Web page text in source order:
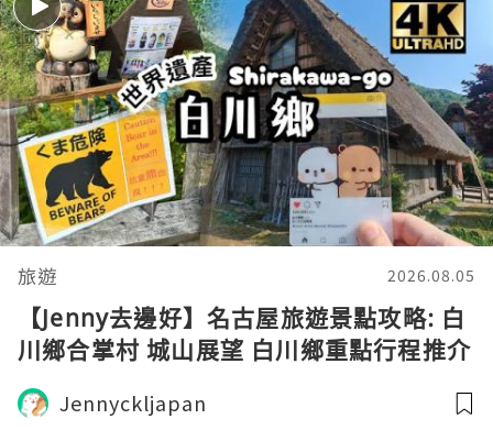
旅遊 2026.08.05
【Jenny去邊好】名古屋旅遊景點攻略: 白
川鄉合掌村 城山展望 白川鄉重點行程推介
交通資訊文化遺產 合掌屋 飛驒高山 飛驒
牛 郡上八幡 天守閣 Shirakawa-go 中部
Jennyckljapan